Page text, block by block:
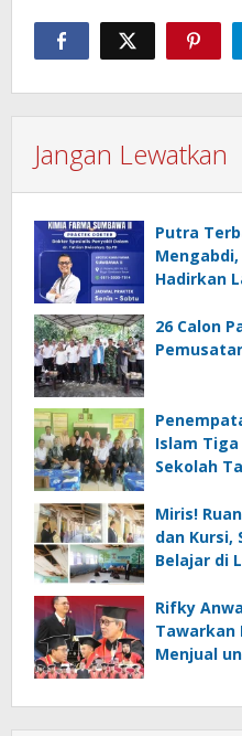
Jangan Lewatkan
Putra
Hadirkan
26 Calon
Islam
Sekolah
Miris!
dan Kursi,
Belajar di
Rifky
Tawarkan
Menjual